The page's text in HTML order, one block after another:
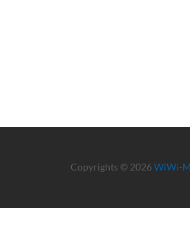
Copyrights © 2026 WiWi-